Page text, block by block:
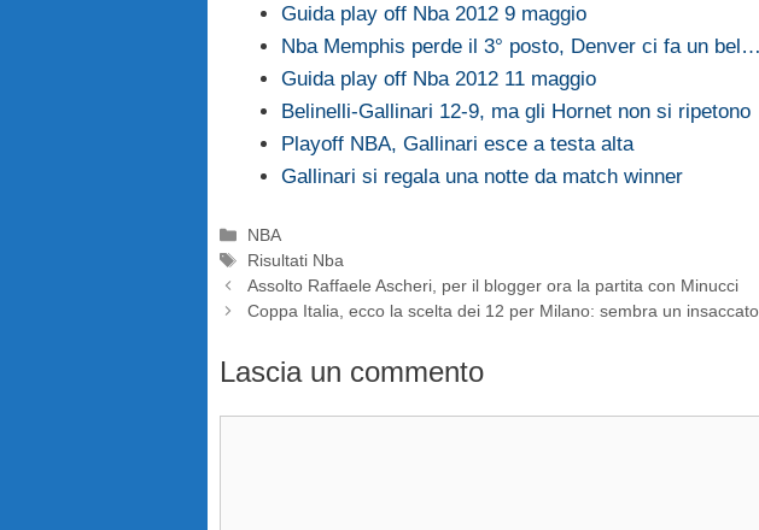
Guida play off Nba 2012 9 maggio
Nba Memphis perde il 3° posto, Denver ci fa un bel…
Guida play off Nba 2012 11 maggio
Belinelli-Gallinari 12-9, ma gli Hornet non si ripetono
Playoff NBA, Gallinari esce a testa alta
Gallinari si regala una notte da match winner
Categorie
NBA
Tag
Risultati Nba
Assolto Raffaele Ascheri, per il blogger ora la partita con Minucci
Coppa Italia, ecco la scelta dei 12 per Milano: sembra un insaccato
Lascia un commento